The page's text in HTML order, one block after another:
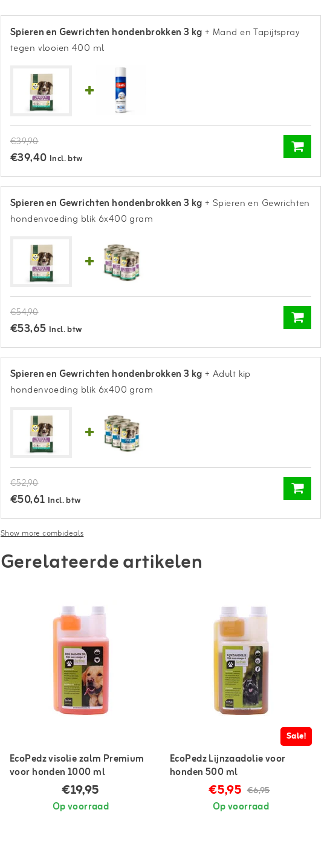
Spieren en Gewrichten hondenbrokken 3 kg+ Mand en Tapijtspray
tegen vlooien 400 ml
€39,90
€39,40 Incl. btw
Spieren en Gewrichten hondenbrokken 3 kg+ Spieren en Gewrichten
hondenvoeding blik 6x400 gram
€54,90
€53,65 Incl. btw
Spieren en Gewrichten hondenbrokken 3 kg+ Adult kip
hondenvoeding blik 6x400 gram
€52,90
€50,61 Incl. btw
Show more combideals
Gerelateerde artikelen
EcoPedz visolie zalm Premium
voor honden 1000 ml
€19,95
Op voorraad
Sale!
EcoPedz Lijnzaadolie voor
honden 500 ml
€5,95 €6,95
Op voorraad